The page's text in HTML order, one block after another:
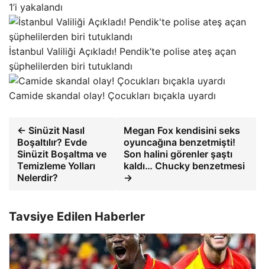
1’i yakalandı
İstanbul Valiliği Açıkladı! Pendik’te polise ateş açan
şüphelilerden biri tutuklandı
Camide skandal olay! Çocukları bıçakla uyardı
← Sinüzit Nasıl
Boşaltılır? Evde
Sinüzit Boşaltma ve
Temizleme Yolları
Nelerdir?
Megan Fox kendisini seks
oyuncağına benzetmişti!
Son halini görenler şaştı
kaldı… Chucky benzetmesi
→
Tavsiye Edilen Haberler